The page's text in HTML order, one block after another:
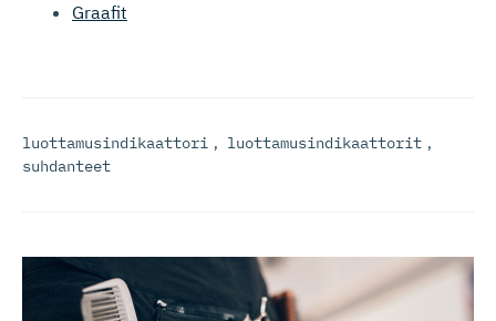
Graafit
luottamusindikaattori , luottamusindikaattorit ,
suhdanteet